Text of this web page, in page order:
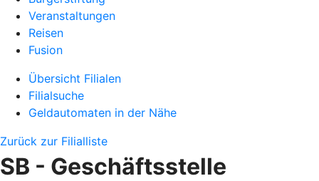
Veranstaltungen
Reisen
Fusion
Übersicht Filialen
Filialsuche
Geldautomaten in der Nähe
Zurück zur Filialliste
SB - Geschäftsstelle